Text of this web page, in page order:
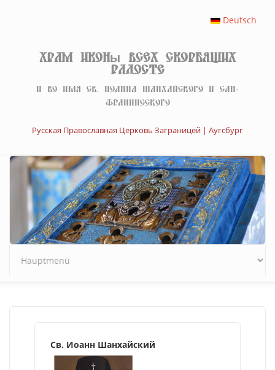
Deutsch
Храм иконы Всех скорбящих
Радосте
И во имя св. Иоанна Шанхайского и Сан-
Францисского
Русская Православная Церковь Заграницей | Аугсбург
Св. Иоанн Шанхайский